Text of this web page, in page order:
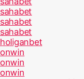
sahabet
sahabet
sahabet
holiganbet
onwin
onwin
onwin